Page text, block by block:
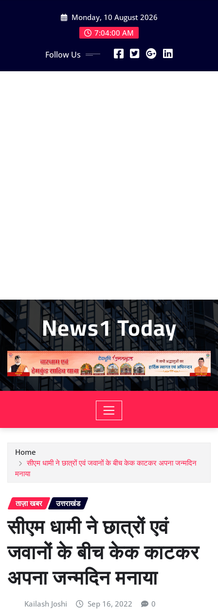
Monday, 10 August 2026
7:04:02 AM
Follow Us
News1 Today
Home
सीएम धामी ने छात्रों एवं जवानों के बीच केक काटकर अपना जन्मदिन
मनाया
ताज़ा खबर उत्तराखंड
सीएम धामी ने छात्रों एवं
जवानों के बीच केक काटकर
अपना जन्मदिन मनाया
Kailash Joshi Sep 16, 2022 0